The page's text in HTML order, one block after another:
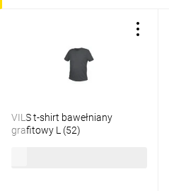
VILS t-shirt bawełniany
grafitowy L (52)